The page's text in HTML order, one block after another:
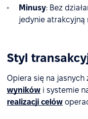
Minusy: Bez
jedynie atrakcyjną
Styl
Opiera się na jasnych
wyników i systemie
realizacji celów